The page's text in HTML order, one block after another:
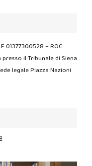
01377300528 – ROC
il Tribunale di Siena
legale Piazza Nazioni